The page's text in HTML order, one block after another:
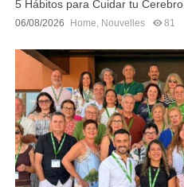
5 Hábitos para Cuidar tu Cerebro
06/08/2026 Home, Nouvelles 81